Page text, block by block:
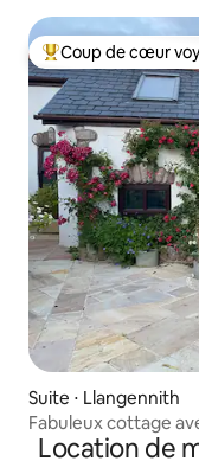
Coups de cœur
Coup de cœur
Suite ⋅ Llangennith
Fabuleux cottage
du pub
Location de